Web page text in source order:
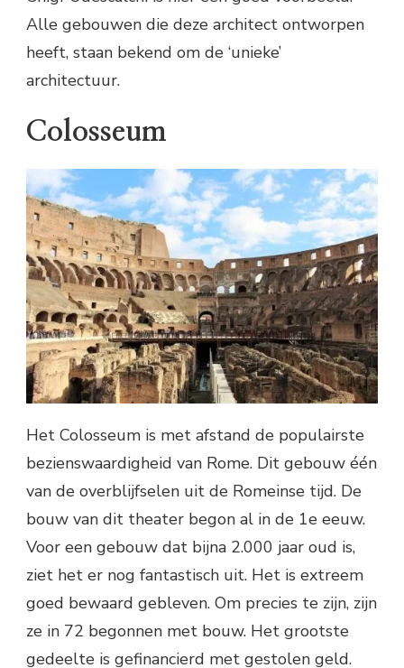
Alle gebouwen die deze architect ontworpen
heeft, staan bekend om de ‘unieke’
architectuur.
Colosseum
Het Colosseum is met afstand de populairste
bezienswaardigheid van Rome. Dit gebouw één
van de overblijfselen uit de Romeinse tijd. De
bouw van dit theater begon al in de 1e eeuw.
Voor een gebouw dat bijna 2.000 jaar oud is,
ziet het er nog fantastisch uit. Het is extreem
goed bewaard gebleven. Om precies te zijn, zijn
ze in 72 begonnen met bouw. Het grootste
gedeelte is gefinancierd met gestolen geld.